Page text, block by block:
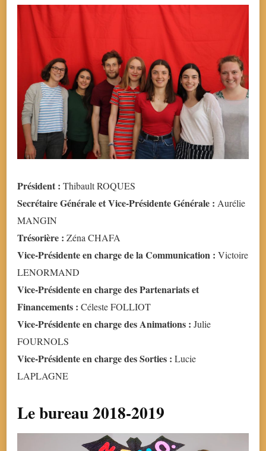
Président : Thibault ROQUES
Secrétaire Générale et Vice-Présidente Générale : Aurélie
MANGIN
Trésorière : Zéna CHAFA
Vice-Présidente en charge de la Communication : Victoire
LENORMAND
Vice-Présidente en charge des Partenariats et
Financements : Céleste FOLLIOT
Vice-Présidente en charge des Animations : Julie
FOURNOLS
Vice-Présidente en charge des Sorties : Lucie
LAPLAGNE
Le bureau 2018-2019